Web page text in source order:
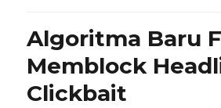
Algoritma Baru
Memblock
Clickbait